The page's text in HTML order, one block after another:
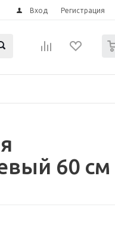
Вход Регистрация
60 см